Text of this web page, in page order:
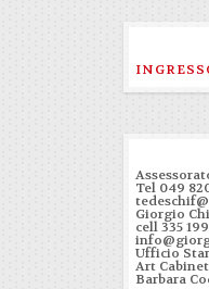
Tel 049
Giorgio
cell 335
Ufficio
Art Cabinet
Barbara